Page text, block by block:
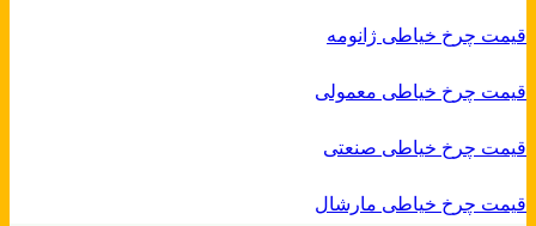
قیمت چرخ خیاطی ژانومه
قیمت چرخ خیاطی معمولی
قیمت چرخ خیاطی صنعتی
قیمت چرخ خیاطی مارشال